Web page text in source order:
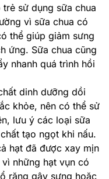
sử dụng sữa chua
vì sữa chua có
thể giúp giảm sưng
ứng. Sữa chua cũng
nhanh quá trình hồi
dinh dưỡng dồi
khỏe, nên có thể sử
lưu ý các loại sữa
tạo ngọt khi nấu.
hạt đã được xay mịn
những hạt vụn có
răng gây sưng hoặc